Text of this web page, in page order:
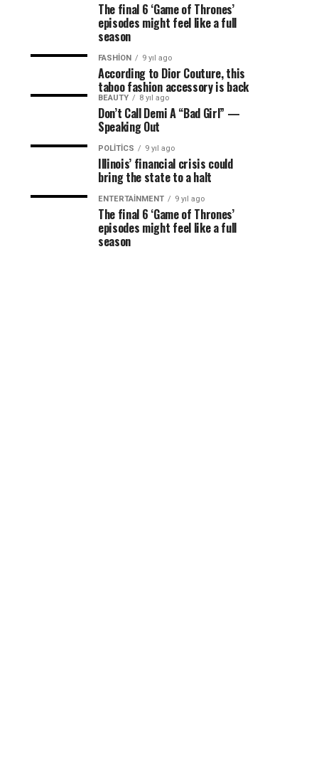
The final 6 ‘Game of Thrones’
episodes might feel like a full
season
FASHION 9 yıl ago
According to Dior Couture, this
taboo fashion accessory is back
BEAUTY 8 yıl ago
Don’t Call Demi A “Bad Girl” —
Speaking Out
POLITICS 9 yıl ago
Illinois’ financial crisis could
bring the state to a halt
ENTERTAINMENT 9 yıl ago
The final 6 ‘Game of Thrones’
episodes might feel like a full
season